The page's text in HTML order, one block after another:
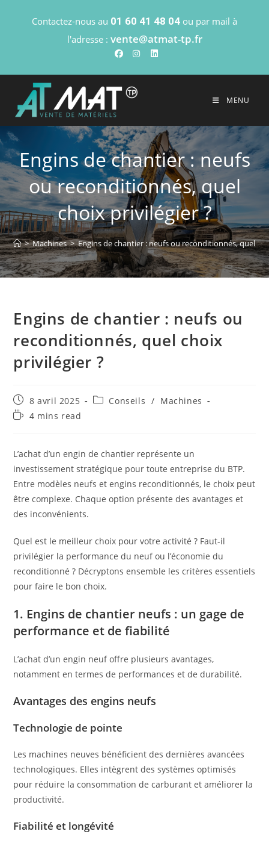
Contactez-nous au 01 60 41 48 04 ou par mail à
l'adresse : vente@atmat-tp.fr
MENU
Engins de chantier : neufs
ou reconditionnés, quel
choix privilégier ?
> Machines > Engins de chantier : neufs ou reconditionnés, quel
Engins de chantier : neufs ou
reconditionnés, quel choix
privilégier ?
8 avril 2025 Conseils / Machines
4 mins read
L’achat d’un engin de chantier représente un
investissement stratégique pour toute entreprise du BTP.
Entre modèles neufs et engins reconditionnés, le choix peut
être complexe. Chaque option présente des avantages et
des inconvénients.
Quel est le meilleur choix pour votre activité ? Faut-il
privilégier la performance du neuf ou l’économie du
reconditionné ? Décryptons ensemble les critères essentiels
pour faire le bon choix.
1. Engins de chantier neufs : un gage de
performance et de fiabilité
L’achat d’un engin neuf offre plusieurs avantages,
notamment en termes de performances et de durabilité.
Avantages des engins neufs
Technologie de pointe
Les machines neuves bénéficient des dernières avancées
technologiques. Elles intègrent des systèmes optimisés
pour réduire la consommation de carburant et améliorer la
productivité.
Fiabilité et longévité